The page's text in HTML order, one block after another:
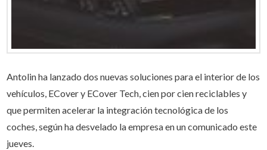
Antolin ha lanzado dos nuevas soluciones para el interior de los
vehículos, ECover y ECover Tech, cien por cien reciclables y
que permiten acelerar la integración tecnológica de los
coches, según ha desvelado la empresa en un comunicado este
jueves.